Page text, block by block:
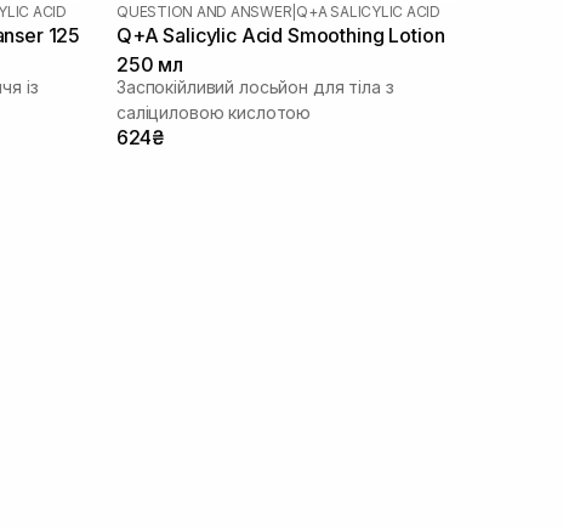
ACID
125
із
QUESTION AND ANSWER Q+A SALICYLIC ACID
Q+A Salicylic Acid Smoothing Lotion
250 мл
Заспокійливий лосьйон для тіла з
саліциловою кислотою
624₴